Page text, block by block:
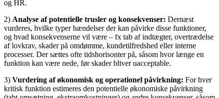
og HR.
2) Analyse af potentielle trusler og konsekvenser: Dernæst
vurderes, hvilke typer hændelser der kan påvirke disse funktioner,
og hvad konsekvenserne vil være – fx tab af indtægter, overtrædelse
af lovkrav, skader på omdømme, kundetilfredshed eller interne
processer. Der sættes ofte tidshorisonter på, såsom hvor længe en
funktion kan være nede, før skader bliver uacceptable.
3) Vurdering af økonomisk og operationel påvirkning: For hver
kritisk funktion estimeres den potentielle økonomiske påvirkning